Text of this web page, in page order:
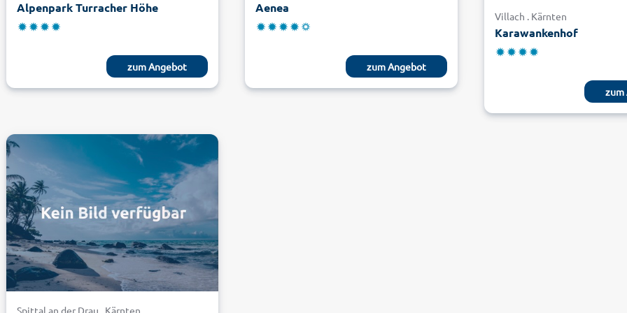
Alpenpark Turracher Höhe
zum Angebot
Aenea
zum Angebot
Villach . Kärnten
Karawankenhof
zum
Spittal an der Drau . Kärnten